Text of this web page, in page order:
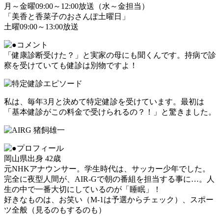
月～金曜09:00～12:00放送（水～金担当）
「美香と香菜子のおさんぽ土曜日」
土曜09:00～13:00放送
「健康診断受けた？」と実家の母にも聞くんです。持病で診
察を受けていても健診は別物ですよ！
私は、毎年3月と決めて特定健診を受けています。最初は
「基本健診がこの料金で受けられるの？！」と驚きました。
岡山県出身 42歳
元NHKアナウンサー。学生時代は、サッカー少年でした。
完全に夜型人間が、AIR-Gで朝の番組を担当する事に…。人
生の中で一番大切にしているのが「睡眠」！
好きなものは、お笑い（M-1は予選からチェック）、スポー
ツ全般（見るのもするのも）